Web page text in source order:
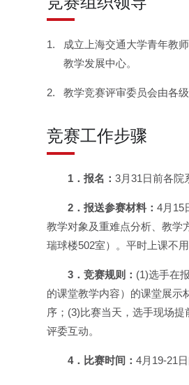
成立上海交通大学青年教
教学发展中心。
教学竞赛评审委员会由各
竞赛工作步骤
1．报名：3月31日前各院
2．报送参赛材料：4月15
教学对象及重难点分析、教学
瑞球楼502室）。平时上课不
3．竞赛规则： (1)选手在
的课堂教学内容）的课堂展示
序；(3)比赛当天，选手现场
评委互动。
4．比赛时间：4月19-21